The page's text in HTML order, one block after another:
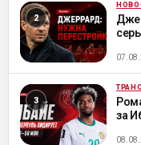
ML
ML
за